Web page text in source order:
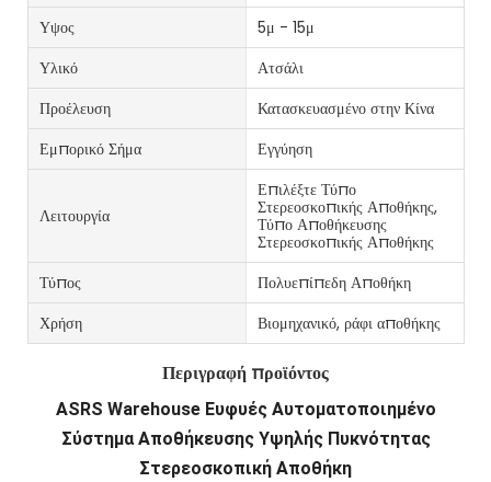
Υψος
5μ - 15μ
Υλικό
Ατσάλι
Προέλευση
Κατασκευασμένο στην Κίνα
Εμπορικό Σήμα
Εγγύηση
Λειτουργία
Επιλέξτε Τύπο
Στερεοσκοπικής Αποθήκης,
Τύπο Αποθήκευσης
Στερεοσκοπικής Αποθήκης
Τύπος
Πολυεπίπεδη Αποθήκη
Χρήση
Βιομηχανικό, ράφι αποθήκης
Περιγραφή προϊόντος
ASRS Warehouse Ευφυές Αυτοματοποιημένο
Σύστημα Αποθήκευσης Υψηλής Πυκνότητας
Στερεοσκοπική Αποθήκη